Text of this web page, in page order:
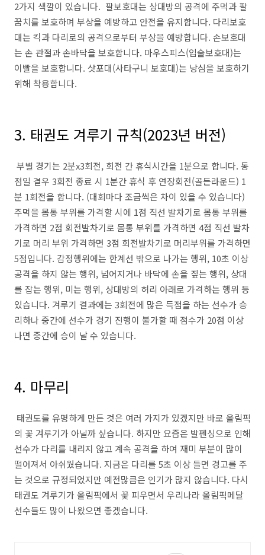
2가지 색깔이 있습니다. 팔보호대는 상대방의 공격에 주먹과 팔
꿈치를 보호하며 부상을 예방하고 안전을 유지합니다. 다리보호
대는 킥과 다리로의 공격으로부터 부상을 예방합니다. 손보호대
는 손 관절과 손바닥을 보호합니다. 마우스피스(입술보호대)는
이빨을 보호합니다. 삿포대(사타구니 보호대)는 낭심을 보호하기
위해 착용합니다.
3. 태권도 겨루기 규칙(2023년 버전)
부별 경기는 2분x3회전, 회전 간 휴식시간을 1분으로 합니다. 동
점일 결우 3회전 종료 시 1분간 휴식 후 연장회전(골든라운드) 1
분 1회전을 합니다. (대회마다 조금씩은 차이 있을 수 있습니다)
주먹을 몸통 부위를 가격할 시에 1점 직선 발차기로 몸통 부위를
가격하면 2점 회전발차기로 몸통 부위를 가격하면 4점 직선 발차
기로 머리 부위 가격하면 3점 회전발차기로 머리부위를 가격하면
5점입니다. 감정행위에는 한계선 밖으로 나가는 행위, 10초 이상
공격을 하지 않는 행위, 넘어지거나 바닥에 손을 짚는 행위, 상대
를 잡는 행위, 미는 행위, 상대방의 허리 아래로 가격하는 행위 등
있습니다. 겨루기 결과에는 3회전에 많은 득점을 하는 선수가 승
리하나 중간에 선수가 경기 진행이 불가할 때 점수가 20점 이상
나면 중간에 승이 날 수 있습니다.
4. 마무리
태권도를 유명하게 만든 것은 여러 가지가 있겠지만 바로 올림픽
의 꽃 겨루기가 아닐까 싶습니다. 하지만 요즘은 발펜싱으로 인해
선수가 다리를 내리지 않고 계속 공격을 하여 재미 부분이 많이
떨어져서 아쉬웠습니다. 지금은 다리를 5초 이상 들면 경고를 주
는 것으로 규정되었지만 예전많큼은 인기가 많지 않습니다. 다시
태권도 겨루기가 올림픽에서 꽃 피우면서 우리나라 올림픽메달
선수들도 많이 나왔으면 좋겠습니다.